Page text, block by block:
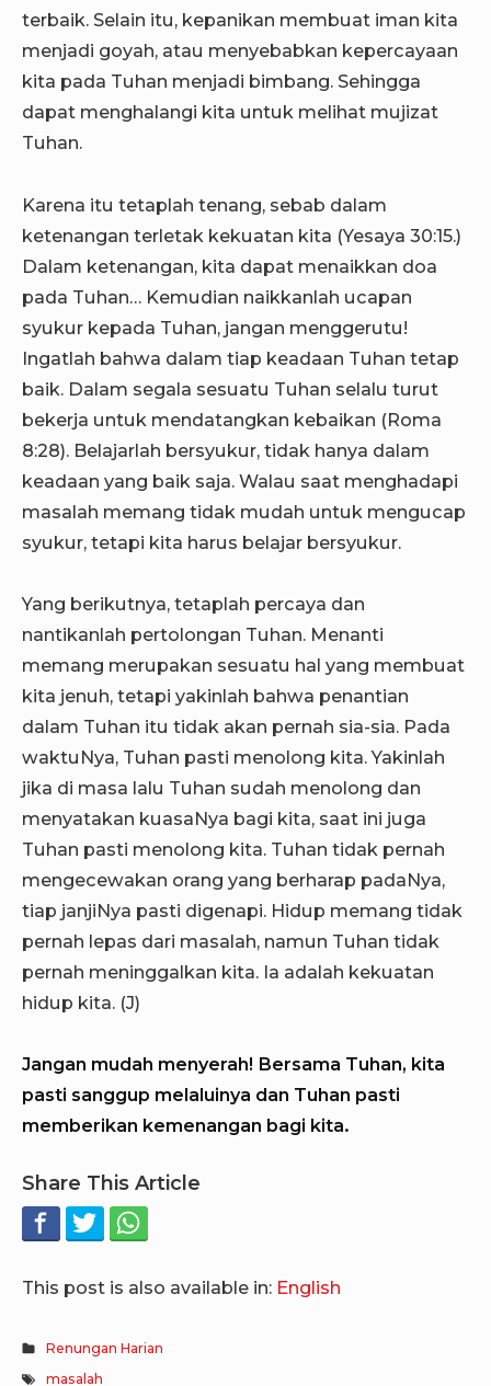
terbaik. Selain itu, kepanikan membuat iman kita
menjadi goyah, atau menyebabkan kepercayaan
kita pada Tuhan menjadi bimbang. Sehingga
dapat menghalangi kita untuk melihat mujizat
Tuhan.
Karena itu tetaplah tenang, sebab dalam
ketenangan terletak kekuatan kita (Yesaya 30:15.)
Dalam ketenangan, kita dapat menaikkan doa
pada Tuhan… Kemudian naikkanlah ucapan
syukur kepada Tuhan, jangan menggerutu!
Ingatlah bahwa dalam tiap keadaan Tuhan tetap
baik. Dalam segala sesuatu Tuhan selalu turut
bekerja untuk mendatangkan kebaikan (Roma
8:28). Belajarlah bersyukur, tidak hanya dalam
keadaan yang baik saja. Walau saat menghadapi
masalah memang tidak mudah untuk mengucap
syukur, tetapi kita harus belajar bersyukur.
Yang berikutnya, tetaplah percaya dan
nantikanlah pertolongan Tuhan. Menanti
memang merupakan sesuatu hal yang membuat
kita jenuh, tetapi yakinlah bahwa penantian
dalam Tuhan itu tidak akan pernah sia-sia. Pada
waktuNya, Tuhan pasti menolong kita. Yakinlah
jika di masa lalu Tuhan sudah menolong dan
menyatakan kuasaNya bagi kita, saat ini juga
Tuhan pasti menolong kita. Tuhan tidak pernah
mengecewakan orang yang berharap padaNya,
tiap janjiNya pasti digenapi. Hidup memang tidak
pernah lepas dari masalah, namun Tuhan tidak
pernah meninggalkan kita. Ia adalah kekuatan
hidup kita. (J)
Jangan mudah menyerah! Bersama Tuhan, kita
pasti sanggup melaluinya dan Tuhan pasti
memberikan kemenangan bagi kita.
Share This Article
This post is also available in: English
Renungan Harian
masalah